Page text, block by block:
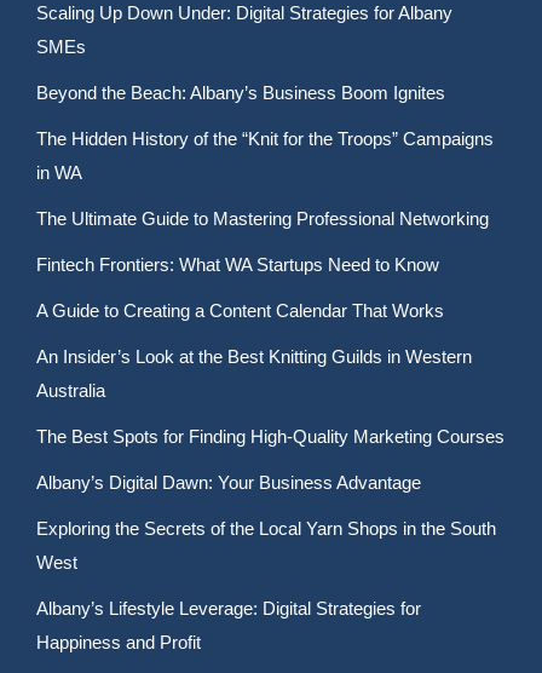
Scaling Up Down Under: Digital Strategies for Albany
SMEs
Beyond the Beach: Albany’s Business Boom Ignites
The Hidden History of the “Knit for the Troops” Campaigns
in WA
The Ultimate Guide to Mastering Professional Networking
Fintech Frontiers: What WA Startups Need to Know
A Guide to Creating a Content Calendar That Works
An Insider’s Look at the Best Knitting Guilds in Western
Australia
The Best Spots for Finding High-Quality Marketing Courses
Albany’s Digital Dawn: Your Business Advantage
Exploring the Secrets of the Local Yarn Shops in the South
West
Albany’s Lifestyle Leverage: Digital Strategies for
Happiness and Profit